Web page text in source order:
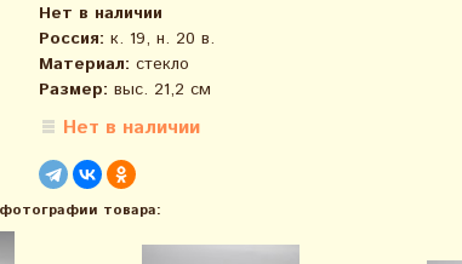
Нет в наличии
Россия: к. 19, н. 20 в.
Материал: стекло
Размер: выс. 21,2 см
Нет в наличии
товара: